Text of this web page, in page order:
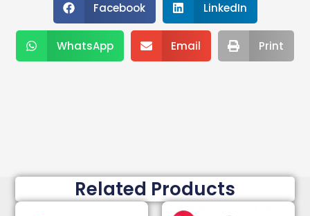
Facebook LinkedIn
WhatsApp Email Print
Related Products